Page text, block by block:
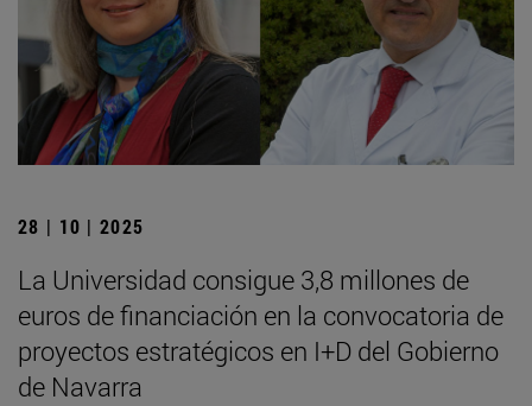
28 | 10 | 2025
La Universidad consigue 3,8 millones de
euros de financiación en la convocatoria de
proyectos estratégicos en I+D del Gobierno
de Navarra